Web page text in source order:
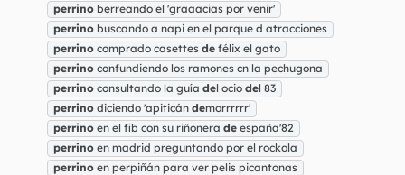
perrino berreando el 'graaacias por venir'
perrino buscando a napi en el parque d atracciones
perrino comprado casettes de félix el gato
perrino confundiendo los ramones cn la pechugona
perrino consultando la guía del ocio del 83
perrino diciendo 'apiticán demorrrrrr'
perrino en el fib con su riñonera de españa'82
perrino en madrid preguntando por el rockola
perrino en perpiñán para ver pelis picantonas